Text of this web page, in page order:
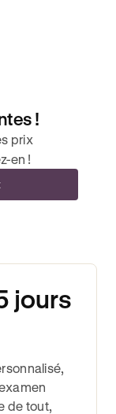
!
prix
en !
jours
de tout,